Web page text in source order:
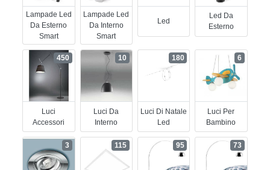
Lampade Led
Da Esterno
Smart
Lampade Led
Da Interno
Smart
Led
Led Da
Esterno
Luci
Accessori
450
Luci Da
Interno
10
Luci Di Natale
Led
180
Luci Per
Bambino
6
3 115 95 73